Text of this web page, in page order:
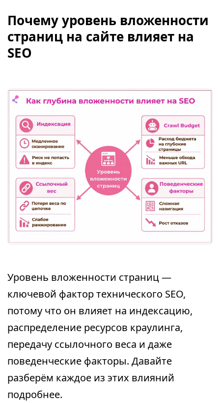
Почему уровень вложенности
страниц на сайте влияет на
SEO
Уровень вложенности страниц —
ключевой фактор технического SEO,
потому что он влияет на индексацию,
распределение ресурсов краулинга,
передачу ссылочного веса и даже
поведенческие факторы. Давайте
разберём каждое из этих влияний
подробнее.